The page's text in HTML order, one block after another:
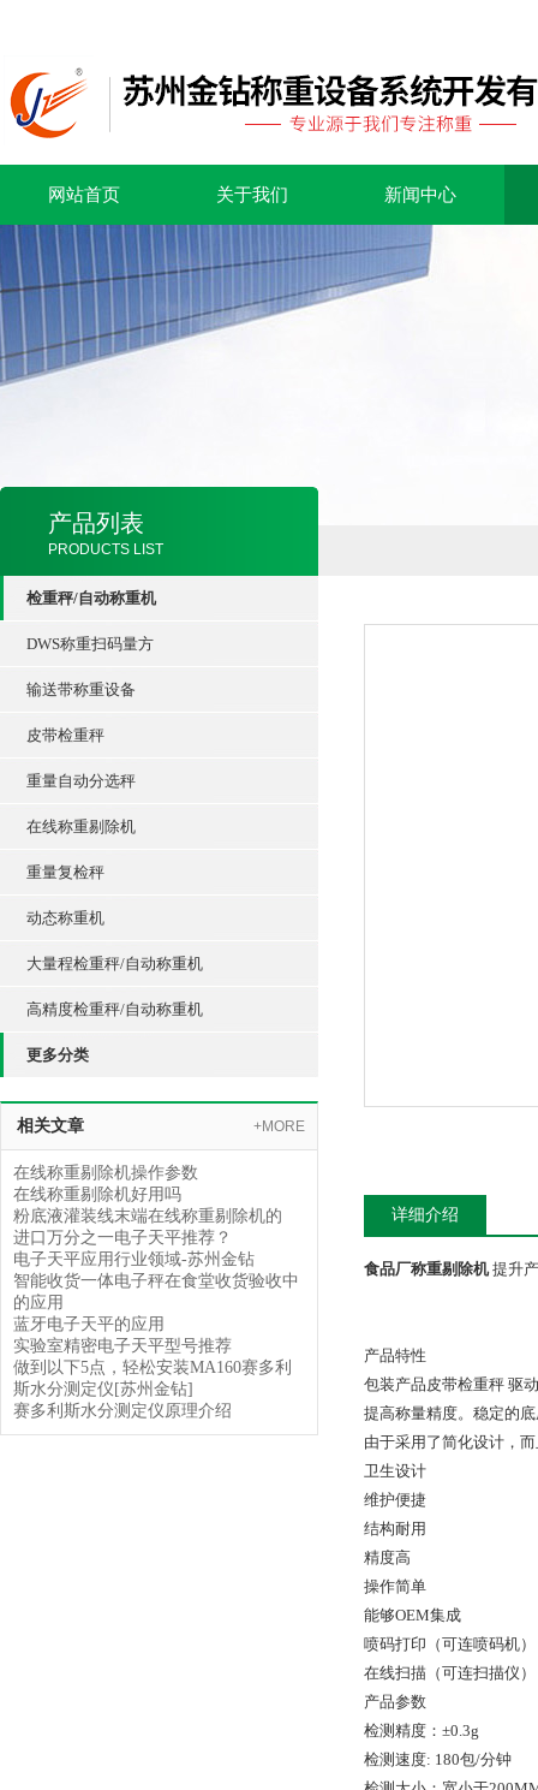
网站首页 关于我们 新闻中心
产品列表
PRODUCTS LIST
检重秤/自动称重机
DWS称重扫码量方
输送带称重设备
皮带检重秤
重量自动分选秤
在线称重剔除机
重量复检秤
动态称重机
大量程检重秤/自动称重机
高精度检重秤/自动称重机
更多分类
相关文章 +MORE
在线称重剔除机操作参数
在线称重剔除机好用吗
粉底液灌装线末端在线称重剔除机的
进口万分之一电子天平推荐？
电子天平应用行业领域-苏州金钻
智能收货一体电子秤在食堂收货验收中
的应用
蓝牙电子天平的应用
实验室精密电子天平型号推荐
做到以下5点，轻松安装MA160赛多利
斯水分测定仪[苏州金钻]
赛多利斯水分测定仪原理介绍
详细介绍
食品厂称重剔除机提升
产品特性
包装产品皮带检重秤 驱
提高称量精度。稳定的
由于采用了简化设计，
卫生设计
维护便捷
结构耐用
精度高
操作简单
能够OEM集成
喷码打印（可连喷码机）
在线扫描（可连扫描仪）
产品参数
检测精度：±0.3g
检测速度: 180包/分钟